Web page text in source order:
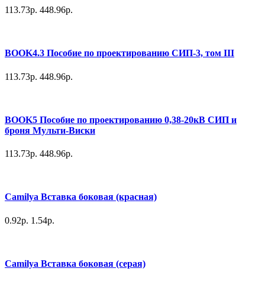
113.73р. 448.96р.
BOOK4.3 Пособие по проектированию СИП-3, том III
113.73р. 448.96р.
BOOK5 Пособие по проектированию 0,38-20кВ СИП и
броня Мульти-Виски
113.73р. 448.96р.
Camilya Вставка боковая (красная)
0.92р. 1.54р.
Camilya Вставка боковая (серая)